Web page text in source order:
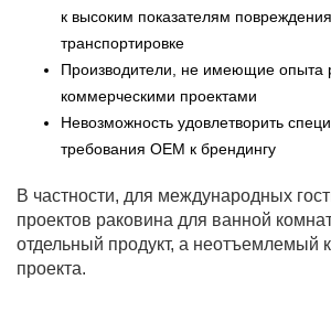
к высоким показателям
транспортировке
Производители, не имеющие опыта
коммерческими проектами
Невозможность удовлетворить
требования OEM к брендингу
В частности, для международных
проектов раковина для ванной
отдельный продукт, а неотъемлемый
проекта.